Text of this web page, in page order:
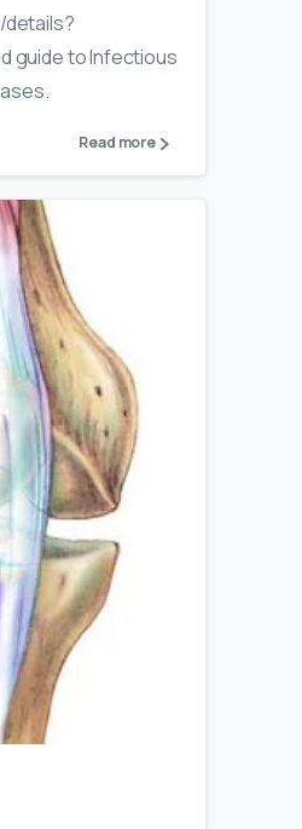
details?
guide to Infectious
Read more